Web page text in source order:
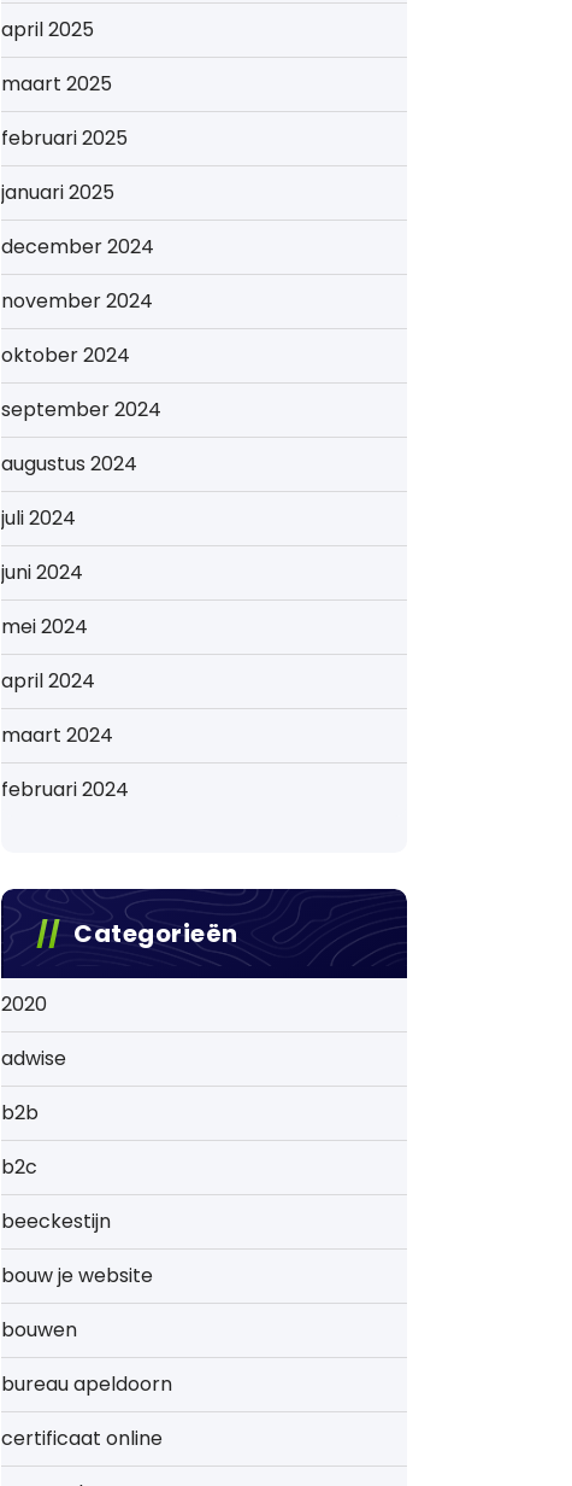
april 2025
maart 2025
februari 2025
januari 2025
december 2024
november 2024
oktober 2024
september 2024
augustus 2024
juli 2024
juni 2024
mei 2024
april 2024
maart 2024
februari 2024
Categorieën
2020
adwise
b2b
b2c
beeckestijn
bouw je website
bouwen
bureau apeldoorn
certificaat online